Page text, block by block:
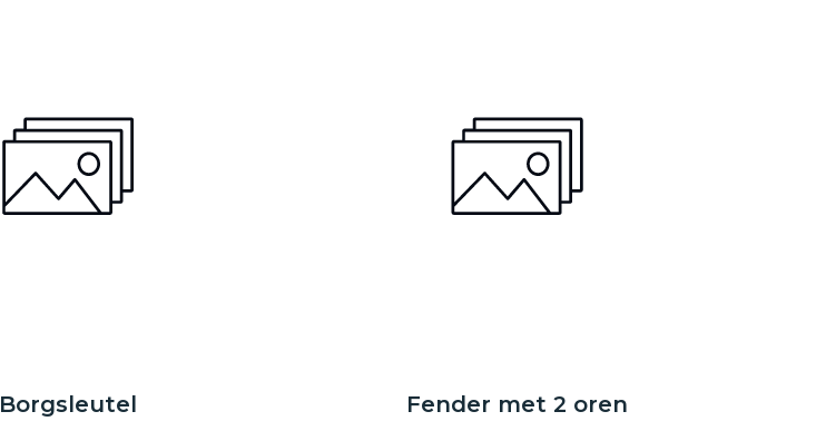
Borgsleutel Fender met 2 oren